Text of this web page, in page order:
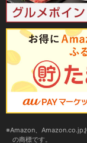
Amazon、Amazon.co.jp
の商標です。